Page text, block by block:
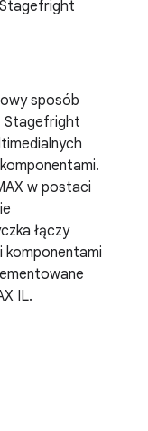
sposób
Stagefright
w postaci
łączy
IL.